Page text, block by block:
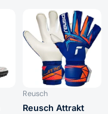
Reusch
Reusch Attrakt